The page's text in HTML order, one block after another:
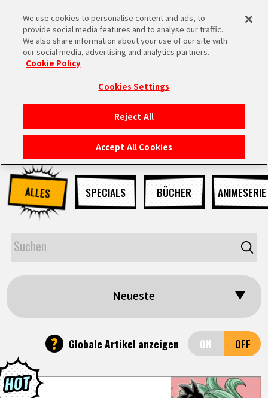
MEN
STARTSEITE
NEUES
HIGHLIGHTS
VIDEOS
SPECIALS
LANGUAGE
JP
ES
NEUES
ALLES SPECIALS BÜCHER ANIMESERIE
Neueste
? Globale Artikel anzeigen
We use cookies to personalise content and ads, to
provide social media features and to analyse our traffic.
We also share information about your use of our site with
our social media, advertising and analytics partners.
Cookie Policy
Cookies Settings
Reject All
Accept All Cookies